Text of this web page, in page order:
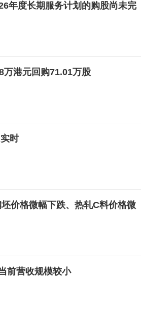
年度长期服务计划的购股尚未完
万港元回购71.01万股
时
价格微幅下跌、热轧C料价格微
前营收规模较小